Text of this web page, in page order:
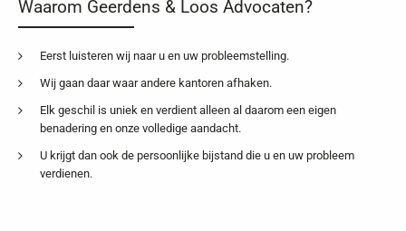
Waarom Geerdens & Loos Advocaten?
Eerst luisteren wij naar u en uw probleemstelling.
Wij gaan daar waar andere kantoren afhaken.
Elk geschil is uniek en verdient alleen al daarom een eigen
benadering en onze volledige aandacht.
U krijgt dan ook de persoonlijke bijstand die u en uw probleem
verdienen.